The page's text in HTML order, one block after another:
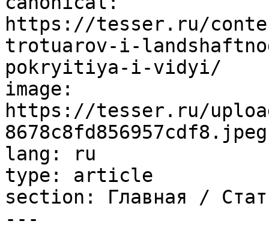
https://tesser.ru/
trotuarov-i-
pokryitiya-i-vidyi/
image:
https://tesser.ru/
8678c8fd856957cdf8.jpeg
lang: ru
type: article
section: Главная /
---